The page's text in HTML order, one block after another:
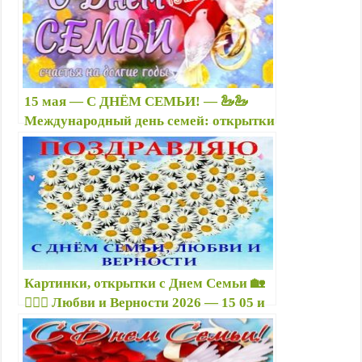
15 мая — С ДНЁМ СЕМЬИ! — 🦢🦢
Международный день семей: открытки
прикольные семье, красивые
поздравления — Когда День семьи в
2024 году?
Картинки, открытки с Днем Семьи 🏡
👩‍❤️‍👨 Любви и Верности 2026 — 15 05 и
08 07 красивые гифки ко Дню Семьи и
Верности, надписи